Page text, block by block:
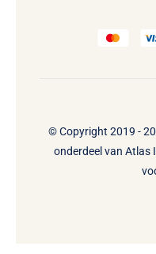
© Copyright 2019 -
onderdeel van Atlas